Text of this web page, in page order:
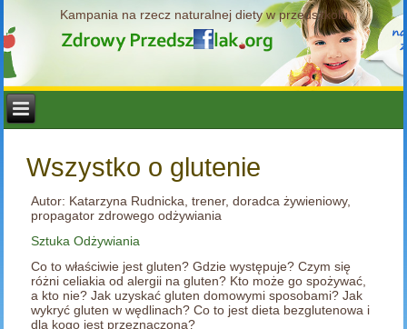
Kampania na rzecz naturalnej diety w przedszkolu
Wszystko o glutenie
Autor: Katarzyna Rudnicka, trener, doradca żywieniowy,
propagator zdrowego odżywiania
Sztuka Odżywiania
Co to właściwie jest gluten? Gdzie występuje? Czym się
różni celiakia od alergii na gluten? Kto może go spożywać,
a kto nie? Jak uzyskać gluten domowymi sposobami? Jak
wykryć gluten w wędlinach? Co to jest dieta bezglutenowa i
dla kogo jest przeznaczona?